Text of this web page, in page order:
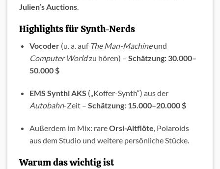
Julien’s Auctions.
Highlights für Synth-Nerds
Vocoder(u. a. auf The Man-Machineund
Computer Worldzu hören) – Schätzung: 30.000–
50.000 $
EMS Synthi AKS („Koffer-Synth“) aus der
Autobahn-Zeit – Schätzung: 15.000–20.000 $
Außerdem im Mix: rareOrsi-Altflöte, Polaroids
aus dem Studio und weitere persönliche Stücke.
Warum das wichtig ist